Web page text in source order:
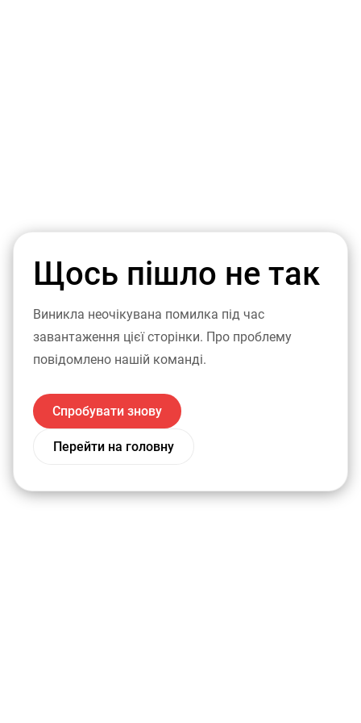
Щось пішло не так
Виникла неочікувана помилка під час
завантаження цієї сторінки. Про проблему
повідомлено нашій команді.
Спробувати знову
Перейти на головну